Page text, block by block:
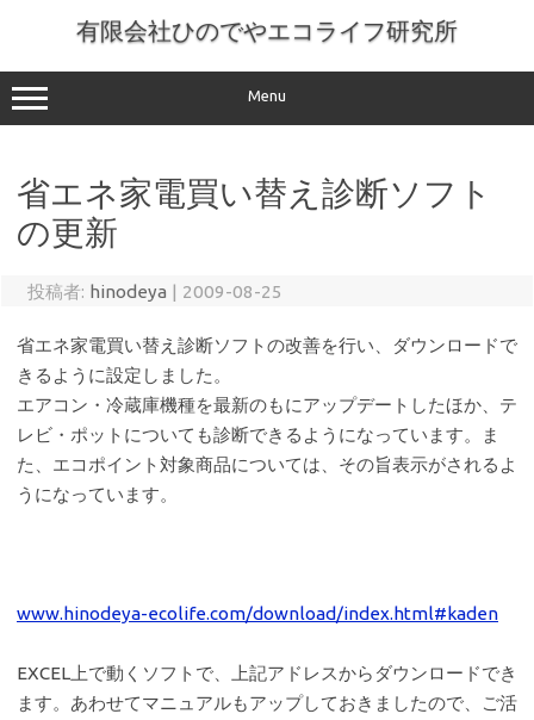
へ
ス
有限会社ひのでやエコライフ研究所
Menu
省エネ家電買い替え診断ソフト
の更新
投稿者: hinodeya | 2009-08-25
省エネ家電買い替え診断ソフトの改善を行い、ダウンロードで
きるように設定しました。
エアコン・冷蔵庫機種を最新のもにアップデートしたほか、テ
レビ・ポットについても診断できるようになっています。ま
た、エコポイント対象商品については、その旨表示がされるよ
うになっています。
www.hinodeya-ecolife.com/download/index.html#kaden
EXCEL上で動くソフトで、上記アドレスからダウンロードでき
ます。あわせてマニュアルもアップしておきましたので、ご活